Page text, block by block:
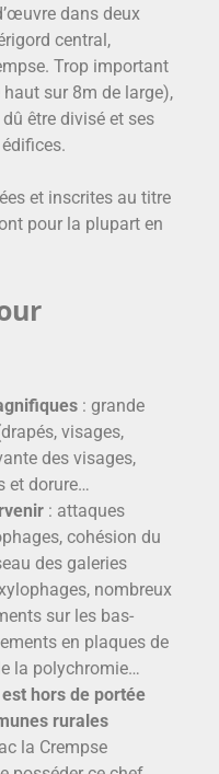
dans deux
central,
Trop important
sur 8m de large),
être divisé et ses
et inscrites au titre
pour la plupart en
: grande
visages,
des visages,
et dorure…
: attaques
cohésion du
des galeries
nombreux
sur les bas-
en plaques de
la polychromie…
hors de portée
rurales
la Crempse